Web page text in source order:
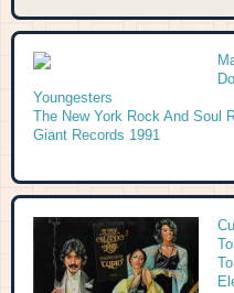
Youngesters
The New York Rock And Soul
Giant Records 1991